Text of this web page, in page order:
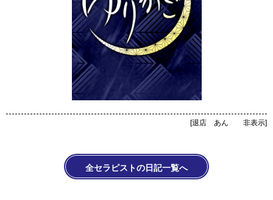
[退店 あん 非表示]
全セラピストの日記一覧へ